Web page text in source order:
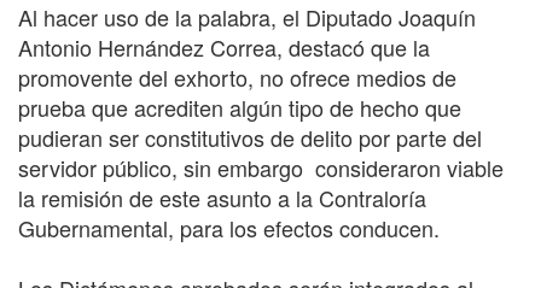
Al hacer uso de la palabra, el Diputado Joaquín
Antonio Hernández Correa, destacó que la
promovente del exhorto, no ofrece medios de
prueba que acrediten algún tipo de hecho que
pudieran ser constitutivos de delito por parte del
servidor público, sin embargo consideraron viable
la remisión de este asunto a la Contraloría
Gubernamental, para los efectos conducen.